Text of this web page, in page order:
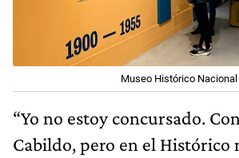
Museo Histórico Nacional
“Yo no estoy concursado.
Cabildo, pero en el Histórico